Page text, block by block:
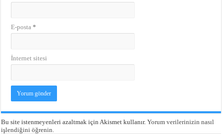
E-posta*
İnternet sitesi
Bu site istenmeyenleri azaltmak için Akismet kullanır.Yorum verilerinizin nasıl
işlendiğini öğrenin.